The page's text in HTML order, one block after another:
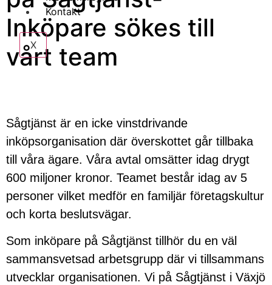
Kontakt
X
Inköpare sökes till
vårt team
Sågtjänst är en icke vinstdrivande
inköpsorganisation där överskottet går tillbaka
till våra ägare. Våra avtal omsätter idag drygt
600 miljoner kronor. Teamet består idag av 5
personer vilket medför en familjär företagskultur
och korta beslutsvägar.
Som inköpare på Sågtjänst tillhör du en väl
sammansvetsad arbetsgrupp där vi tillsammans
utvecklar organisationen. Vi på Sågtjänst i Växjö